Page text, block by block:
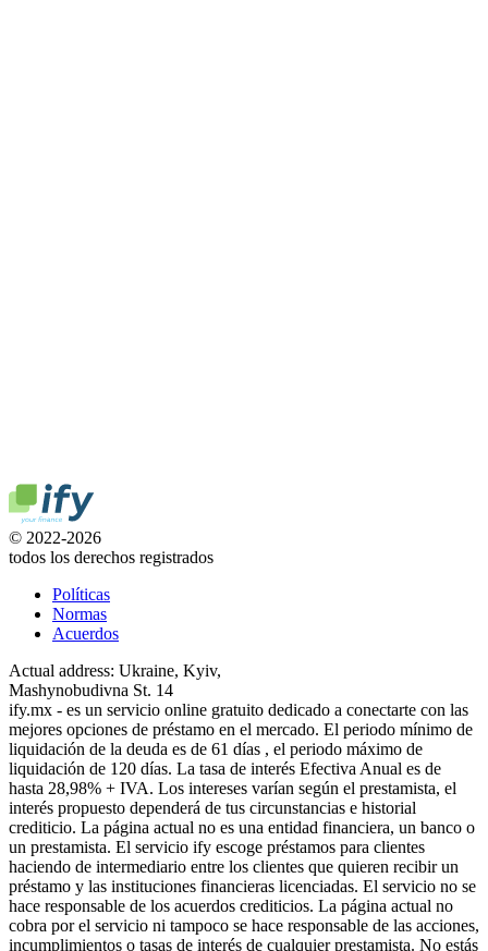
© 2022-2026
todos los derechos registrados
Políticas
Normas
Acuerdos
Actual address: Ukraine, Kyiv,
Mashynobudivna St. 14
ify.mx - es un servicio online gratuito dedicado a conectarte con las
mejores opciones de préstamo en el mercado. El periodo mínimo de
liquidación de la deuda es de 61 días , el periodo máximo de
liquidación de 120 días. La tasa de interés Efectiva Anual es de
hasta 28,98% + IVA. Los intereses varían según el prestamista, el
interés propuesto dependerá de tus circunstancias e historial
crediticio. La página actual no es una entidad financiera, un banco o
un prestamista. El servicio ify escoge préstamos para clientes
haciendo de intermediario entre los clientes que quieren recibir un
préstamo y las instituciones financieras licenciadas. El servicio no se
hace responsable de los acuerdos crediticios. La página actual no
cobra por el servicio ni tampoco se hace responsable de las acciones,
incumplimientos o tasas de interés de cualquier prestamista. No estás